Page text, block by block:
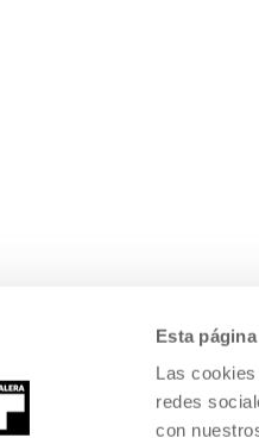
Esta
Las
redes
con